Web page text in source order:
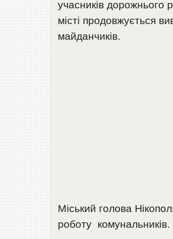
учасників дорожнього
місті продовжується
майданчиків.
Міський голова
роботу комунальників.